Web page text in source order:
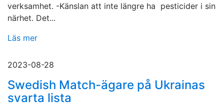
verksamhet. -Känslan att inte längre ha pesticider i sin
närhet. Det...
Läs mer
2023-08-28
Swedish Match-ägare på Ukrainas
svarta lista